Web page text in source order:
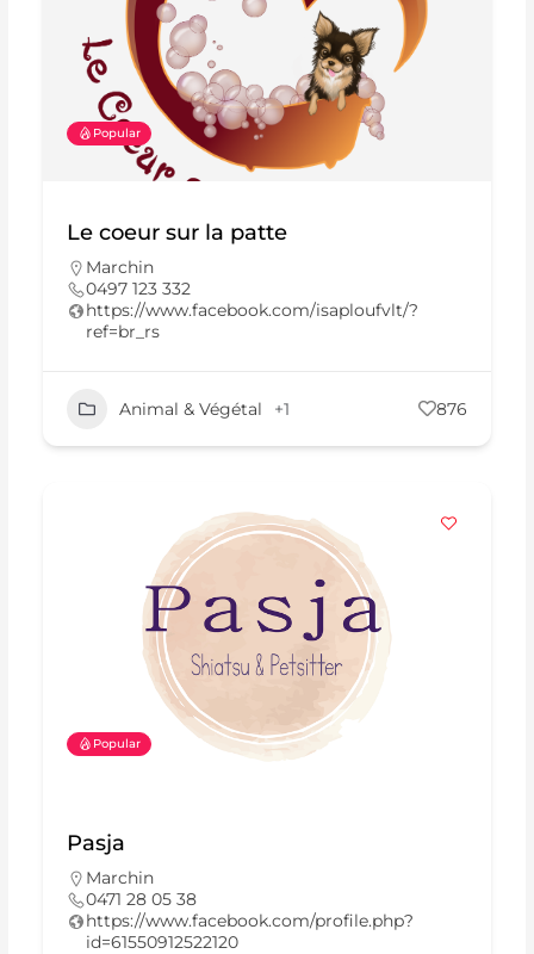
Popular
Le coeur sur la patte
Marchin
0497 123 332
https://www.facebook.com/isaploufvlt/?
ref=br_rs
Animal & Végétal +1 876
Popular
Pasja
Marchin
0471 28 05 38
https://www.facebook.com/profile.php?
id=61550912522120